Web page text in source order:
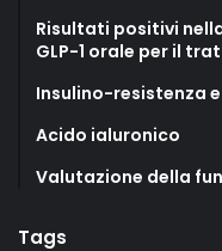
Risultati positivi
GLP-1 orale per il
Insulino-resistenza
Acido ialuronico
Valutazione della
Tags